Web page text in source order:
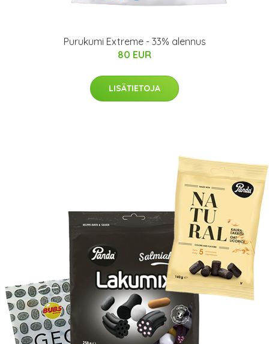
Purukumi Extreme - 33% alennus
80 EUR
LISÄTIETOJA